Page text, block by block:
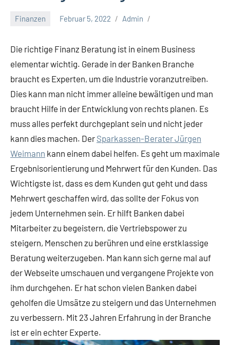
Finanzen Februar 5, 2022 Admin
Die richtige Finanz Beratung ist in einem Business
elementar wichtig. Gerade in der Banken Branche
braucht es Experten, um die Industrie voranzutreiben.
Dies kann man nicht immer alleine bewältigen und man
braucht Hilfe in der Entwicklung von rechts planen. Es
muss alles perfekt durchgeplant sein und nicht jeder
kann dies machen. Der Sparkassen-Berater Jürgen
Weimann kann einem dabei helfen. Es geht um maximale
Ergebnisorientierung und Mehrwert für den Kunden. Das
Wichtigste ist, dass es dem Kunden gut geht und dass
Mehrwert geschaffen wird, das sollte der Fokus von
jedem Unternehmen sein. Er hilft Banken dabei
Mitarbeiter zu begeistern, die Vertriebspower zu
steigern, Menschen zu berühren und eine erstklassige
Beratung weiterzugeben. Man kann sich gerne mal auf
der Webseite umschauen und vergangene Projekte von
ihm durchgehen. Er hat schon vielen Banken dabei
geholfen die Umsätze zu steigern und das Unternehmen
zu verbessern. Mit 23 Jahren Erfahrung in der Branche
ist er ein echter Experte.